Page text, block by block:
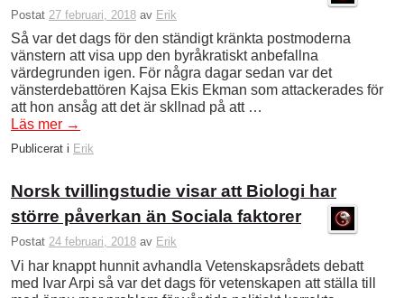
Postat 27 februari, 2018 av Erik
Så var det dags för den ständigt kränkta postmoderna
vänstern att visa upp den byråkratiskt anbefallna
värdegrunden igen. För några dagar sedan var det
vänsterdebattören Kajsa Ekis Ekman som attackerades för
att hon ansåg att det är skllnad på att …
Läs mer →
Publicerat i Erik
Norsk tvillingstudie visar att Biologi har
större påverkan än Sociala faktorer
Postat 24 februari, 2018 av Erik
Vi har knappt hunnit avhandla Vetenskapsrådets debatt
med Ivar Arpi så var det dags för vetenskapen att ställa till